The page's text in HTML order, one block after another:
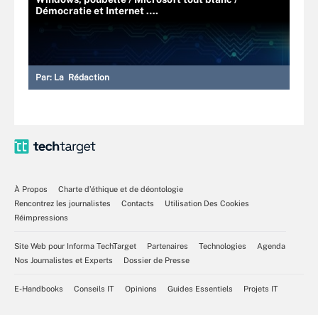
Démocratie et Internet ….
Par: La Rédaction
À Propos
Charte d’éthique et de déontologie
Rencontrez les journalistes
Contacts
Utilisation Des Cookies
Réimpressions
Site Web pour Informa TechTarget Partenaires Technologies
Agenda
Nos Journalistes et Experts
Dossier de Presse
E-Handbooks Conseils IT Opinions Guides Essentiels Projets IT